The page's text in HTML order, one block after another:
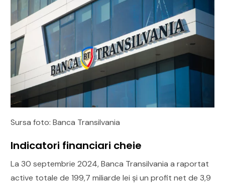
Sursa foto: Banca Transilvania
Indicatori financiari cheie
La 30 septembrie 2024, Banca Transilvania a raportat
active totale de 199,7 miliarde lei și un profit net de 3,9